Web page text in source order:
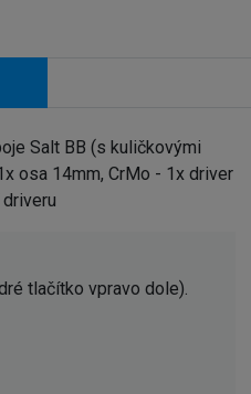
Salt BB (s kuličkovými
osa 14mm, CrMo - 1x driver
tlačítko vpravo dole).